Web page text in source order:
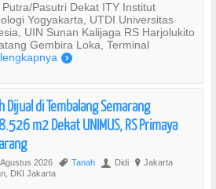
Putra/Pasutri Dekat ITY Institut
Yogyakarta, UTDI Universitas
UIN Sunan Kalijaga RS Harjolukito
Gembira Loka, Terminal
)
Dijual di Tembalang Semarang
m2 Dekat UNIMUS, RS Primaya
2026 , Tanah U Didi ? Jakarta
DKI Jakarta